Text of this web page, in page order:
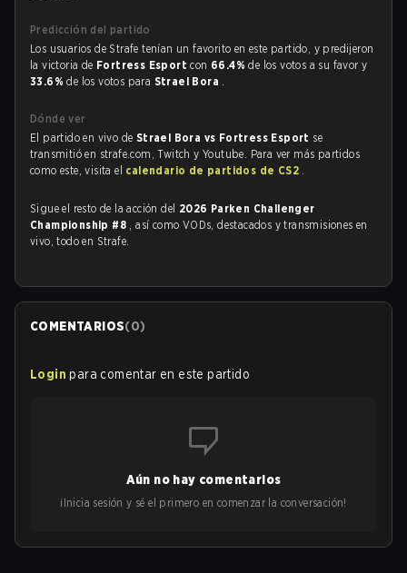
Predicción del partido
Los usuarios de Strafe tenían un favorito en este partido, y predijeron
la victoria de Fortress Esportcon 66.4%de los votos a su favor y
33.6%de los votos para Strael Bora .
Dónde ver
El partido en vivo de Strael Bora vs Fortress Esport se
transmitió en strafe.com, Twitch y Youtube. Para ver más partidos
como este, visita el calendario de partidos de CS2 .
Sigue el resto de la acción del 2026 Parken Challenger
Championship #8 , así como VODs, destacados y transmisiones en
vivo, todo en Strafe.
COMENTARIOS(0)
Login para comentar en este partido
Aún no hay comentarios
¡Inicia sesión y sé el primero en comenzar la conversación!